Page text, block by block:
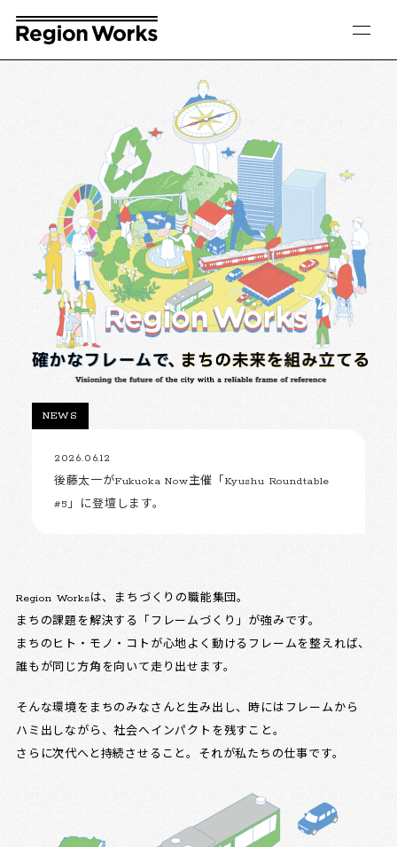
NEWS
2026.06.12
後藤太一がFukuoka Now主催「Kyushu Roundtable
#5」に登壇します。
Region Worksは、まちづくりの職能集団。
まちの課題を解決する「フレームづくり」が強みです。
まちのヒト・モノ・コトが心地よく動けるフレームを整えれば、
誰もが同じ方角を向いて走り出せます。
そんな環境をまちのみなさんと生み出し、時にはフレームから
ハミ出しながら、社会へインパクトを残すこと。
さらに次代へと持続させること。それが私たちの仕事です。